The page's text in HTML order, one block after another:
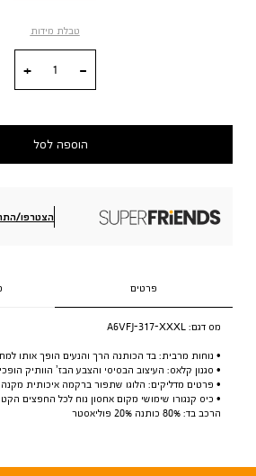
טבלת מידות
הוספה לסל
הצטרפו/
פרטים
מס דגם: A6VFJ-317-XXXL
• נוחות מרבית: בד הכותנה הרך והנעים הופך אותו
• סגנון קלאס: העיצוב הבסיסי והצבע הבז’ הוותיק
• פרטים מדליקים: הלוגו שתפור ברקמה איכותית
• כיס קנגורו שימושי מקום אחסון נוח לכל החפצים
הרכב בד: 80% כותנה 20% פוליאסטר